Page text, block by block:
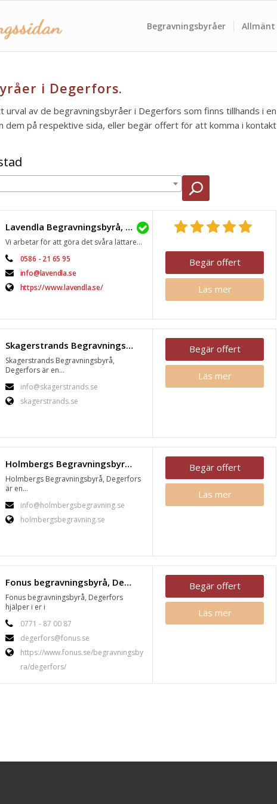
Begravningsbyråer Allmänt
i Degerfors.
urval av de begravningsbyråer i Degerfors som finns tillhands i en
dem på respektive sida, eller begär offert för att komma i kontakt
Lavendla Begravningsbyrå, Degerfors
Vi arbetar för att göra det svåra lättare...
0586 - 21 65 95
info@lavendla.se
https://www.lavendla.se/
Begär offert
Läs mer
Skagerstrands Begravningsbyrå, Degerfors
Skagerstrands Begravningsbyrå,
Degerfors är en...
info@skagerstrands.se
skagerstrands.se
Begär offert
Läs mer
Holmbergs Begravningsbyrå, Degerfors
Holmbergs Begravningsbyrå, Degerfors
är en...
info@holmbergsbegravning.se
holmbergsbegravning.se
Begär offert
Läs mer
Fonus begravningsbyrå, Degerfors
Fonus begravningsbyrå, Degerfors
hjälper i er i
0771 - 87 00 87
degerfors@fonus.se
https://www.fonus.se/begravningsby
ra/degerfors/
Begär offert
Läs mer